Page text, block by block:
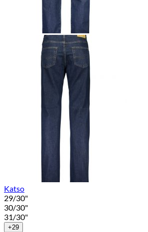
Katso
29/30"
30/30"
31/30"
+29